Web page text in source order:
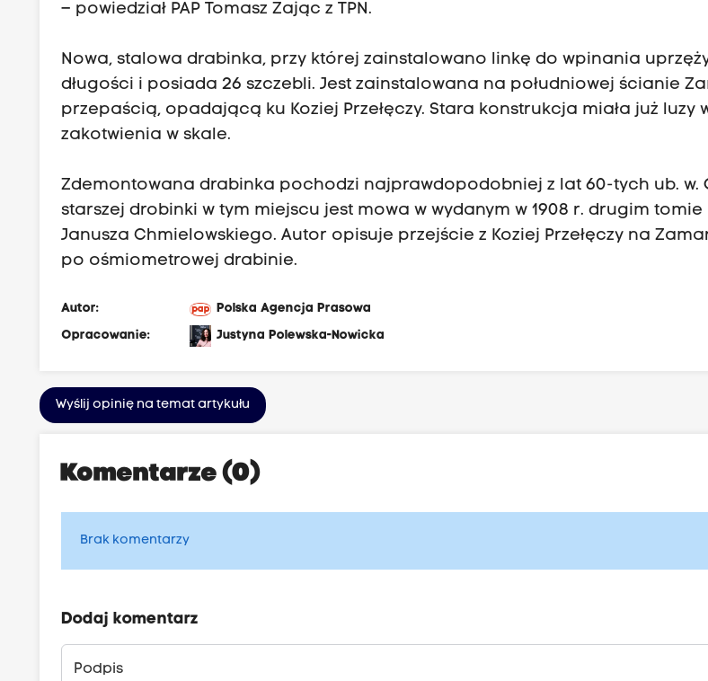
– powiedział PAP Tomasz Zając z TPN.
Nowa, stalowa drabinka, przy której zainstalowano linkę do wpinania
długości i posiada 26 szczebli. Jest zainstalowana na południowej ścianie
przepaścią, opadającą ku Koziej Przełęczy. Stara konstrukcja miała już luzy
zakotwienia w skale.
Zdemontowana drabinka pochodzi najprawdopodobniej z lat 60-tych ub. w.
starszej drobinki w tym miejscu jest mowa w wydanym w 1908 r. drugim
Janusza Chmielowskiego. Autor opisuje przejście z Koziej Przełęczy na
po ośmiometrowej drabinie.
Autor:
Polska Agencja Prasowa
Opracowanie:
Justyna Polewska-Nowicka
Wyślij opinię na temat artykułu
Komentarze (0)
Brak komentarzy
Dodaj komentarz
Podpis